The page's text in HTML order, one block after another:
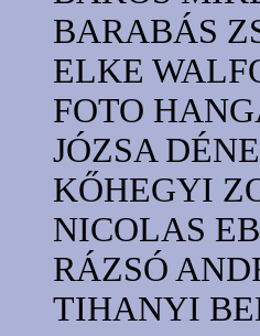
BARABÁS
ELKE
FOTO
JÓZSA
KŐHEGYI
NICOLAS
RÁZSÓ
TIHANYI